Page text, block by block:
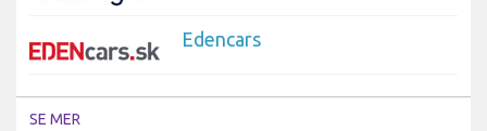
Edencars
SE MER